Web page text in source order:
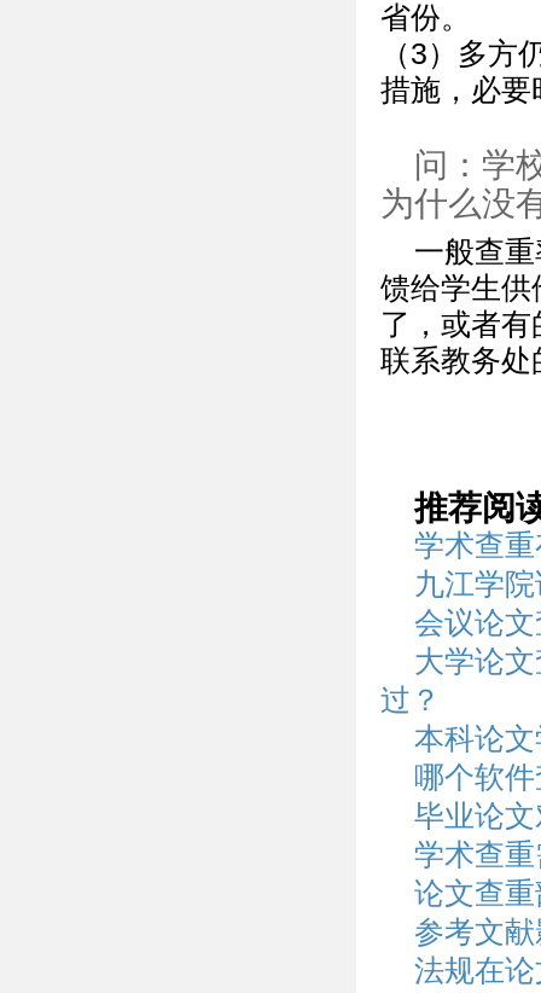
省份。
（3）多方
措施，必要
问：学
为什么没
一般查
馈给学生供
了，或者
联系教务处
推荐阅
学术查
九江学
会议论
大学论
过？
本科论
哪个软
毕业论
学术查
论文查
参考文
法规在